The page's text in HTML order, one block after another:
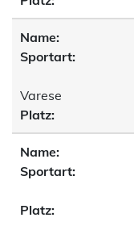
Name:
Sportart:
Varese
Platz:
Name:
Sportart:
Platz: